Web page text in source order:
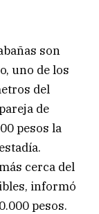
son
uno de los
del
de
pesos la
cerca del
informó
pesos.